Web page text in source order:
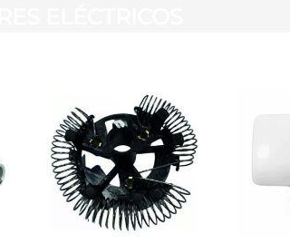
ELÉCTRICOS